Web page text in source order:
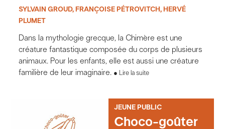
SYLVAIN GROUD, FRANÇOISE PÉTROVITCH, HERVÉ
PLUMET
Dans la mythologie grecque, la Chimère est une
créature fantastique composée du corps de plusieurs
animaux. Pour les enfants, elle est aussi une créature
familière de leur imaginaire.
Lire la suite
JEUNE PUBLIC
Choco-goûter